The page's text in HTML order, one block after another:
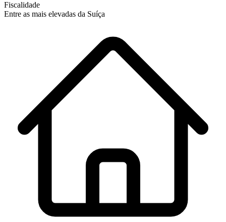
Fiscalidade
Entre as mais elevadas da Suíça